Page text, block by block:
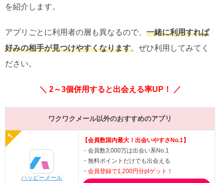
を紹介します。
アプリごとに利用者の層も異なるので、 一緒に利用すれば
好みの相手が見つけやすくなります。ぜひ利用してみてく
ださい。
＼ 2～3個併用すると出会える率UP！ ／
ワクワクメール以外のおすすめのアプリ
ハッピーメール
【会員数国内最大！出会いやすさNo.1】
・会員数3,000万は出会い系No.1
・無料ポイントだけでも出会える
・ 会員登録で1,200円分ptゲット！